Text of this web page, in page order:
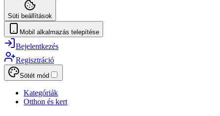
Süti beállítások
Mobil alkalmazás telepítése
Bejelentkezés
Regisztráció
Sötét mód
Kategóriák
Otthon és kert